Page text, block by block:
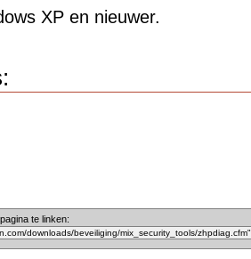
XP en nieuwer.
te linken: